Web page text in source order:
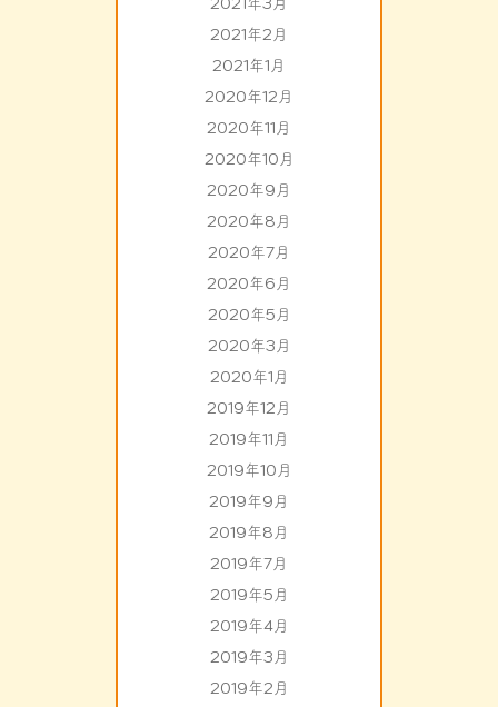
2021年2月
2021年1月
2020年12月
2020年11月
2020年10月
2020年9月
2020年8月
2020年7月
2020年6月
2020年5月
2020年3月
2020年1月
2019年12月
2019年11月
2019年10月
2019年9月
2019年8月
2019年7月
2019年5月
2019年4月
2019年3月
2019年2月